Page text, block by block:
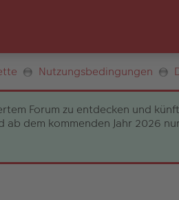
Nutzungsbedingungen
Forum zu entdecken und
dem kommenden Jahr 2026